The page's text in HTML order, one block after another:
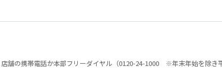
舗の携帯電話か本部フリーダイヤル（0120-24-1000 ※年末年始を除き